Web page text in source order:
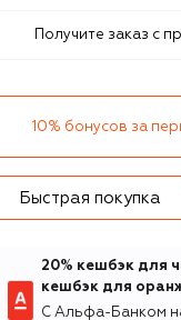
Получите заказ с
10% бонусов за
Быстрая покупка
20% кешбэк для
кешбэк для
С Альфа-Банком